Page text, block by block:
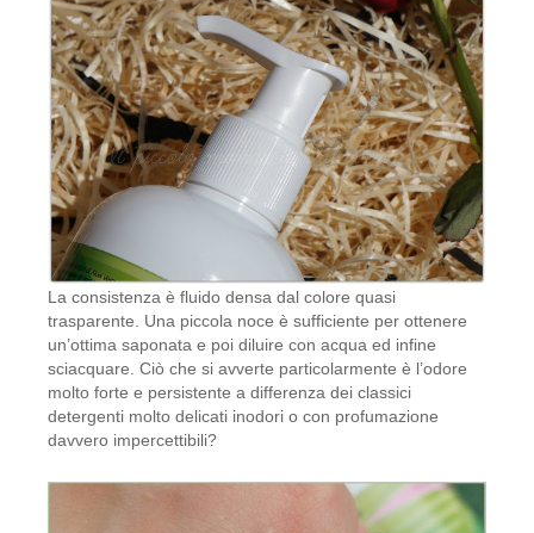
La consistenza è fluido densa dal colore quasi
trasparente. Una piccola noce è sufficiente per ottenere
un’ottima saponata e poi diluire con acqua ed infine
sciacquare. Ciò che si avverte particolarmente è l’odore
molto forte e persistente a differenza dei classici
detergenti molto delicati inodori o con profumazione
davvero impercettibili?